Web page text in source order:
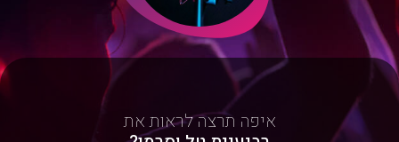
איפה תרצה לראות את